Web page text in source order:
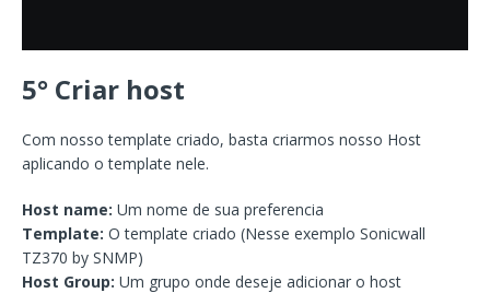
5° Criar host
Com nosso template criado, basta criarmos nosso Host
aplicando o template nele.
Host name: Um nome de sua preferencia
Template: O template criado (Nesse exemplo Sonicwall
TZ370 by SNMP)
Host Group: Um grupo onde deseje adicionar o host